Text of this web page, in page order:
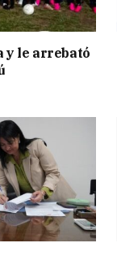
y le arrebató